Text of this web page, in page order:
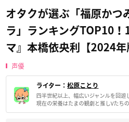
オタクが選ぶ「福原かつ
ラ」ランキングTOP10！
マ』本橋依央利【2024年
声優
ライター： 松原ことり
四半世紀以上、幅広いジャンルを回遊
現在の栄養はたまの観劇と推しVたちの